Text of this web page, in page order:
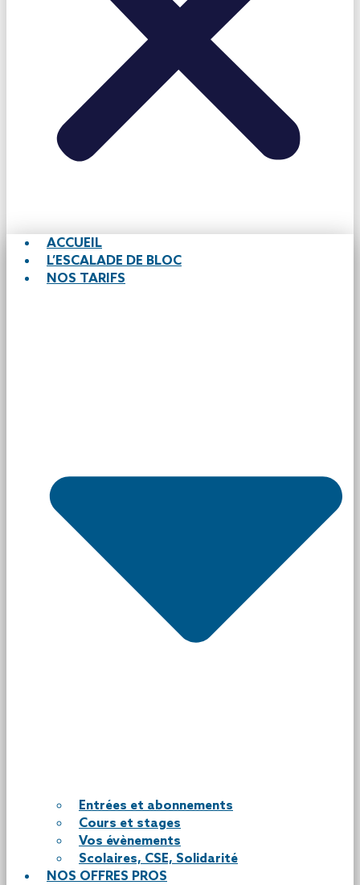
ACCUEIL
L’ESCALADE DE BLOC
NOS TARIFS
Entrées et abonnements
Cours et stages
Vos évènements
Scolaires, CSE, Solidarité
NOS OFFRES PROS